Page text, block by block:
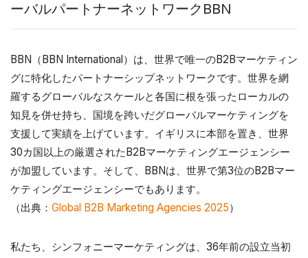
ーバルパートナーネットワークBBN
BBN（BBN International）は、世界で唯一のB2Bマーケティン
グに特化したパートナーシップネットワークです。世界を網
羅するグローバルなスケールと各国に根を張ったローカルの
知見を併せ持ち、国境を跨いだグローバルマーケティングを
支援して実績を上げています。イギリスに本部を置き、世界
30カ国以上の厳選されたB2Bマーケティングエージェンシー
が加盟しています。そして、BBNは、世界で第3位のB2Bマー
ケティングエージェンシーでもあります。
（出典： Global B2B Marketing Agencies 2025）
私たち、シンフォニーマーケティングは、36年前の設立当初